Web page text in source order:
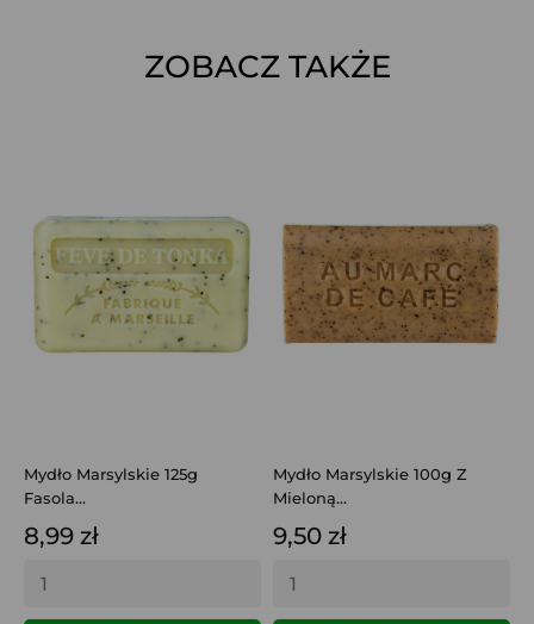
ZOBACZ TAKŻE
Mydło Marsylskie 125g
Fasola...
8,99 zł
Mydło Marsylskie 100g Z
Mieloną...
9,50 zł